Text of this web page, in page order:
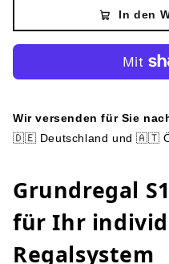
In den
Wir versenden für Sie
🇩🇪 Deutschland und 🇦🇹
Grundregal
für Ihr
Regalsystem